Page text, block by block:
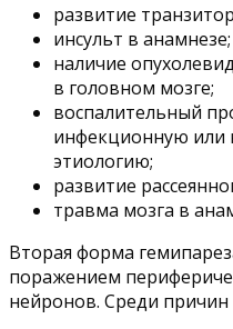
развитие
инсульт в анамнезе;
наличие
в головном мозге;
воспалительный
инфекционную или
этиологию;
развитие
травма мозга в
Вторая форма
поражением
нейронов. Среди